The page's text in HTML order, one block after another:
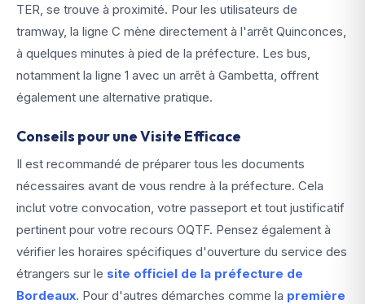
TER, se trouve à proximité. Pour les utilisateurs de
tramway, la ligne C mène directement à l'arrêt Quinconces,
à quelques minutes à pied de la préfecture. Les bus,
notamment la ligne 1 avec un arrêt à Gambetta, offrent
également une alternative pratique.
Conseils pour une Visite Efficace
Il est recommandé de préparer tous les documents
nécessaires avant de vous rendre à la préfecture. Cela
inclut votre convocation, votre passeport et tout justificatif
pertinent pour votre recours OQTF. Pensez également à
vérifier les horaires spécifiques d'ouverture du service des
étrangers sur le site officiel de la préfecture de
Bordeaux. Pour d'autres démarches comme la première